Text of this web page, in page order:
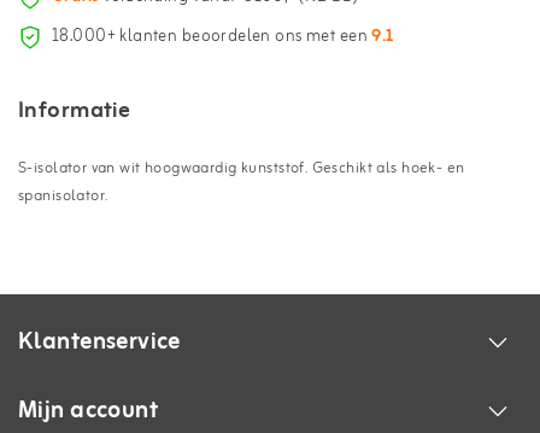
18.000+ klanten beoordelen ons met een9.1
Informatie
S-isolator van wit hoogwaardig kunststof. Geschikt als hoek- en
spanisolator.
Klantenservice
Mijn account